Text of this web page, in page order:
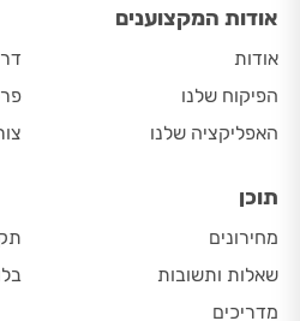
אודות המקצוענים
אודות
הפיקוח שלנו
האפליקציה שלנו
תוכן
מחירונים
שאלות ותשובות
מדריכים